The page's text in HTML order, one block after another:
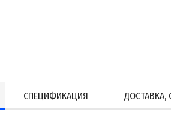
СПЕЦИФИКАЦИЯ ДОСТАВКА,